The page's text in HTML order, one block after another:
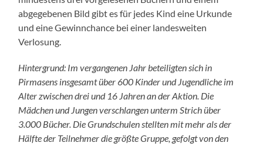
abgegebenen Bild gibt es für jedes Kind eine Urkunde
und eine Gewinnchance bei einer landesweiten
Verlosung.
Hintergrund: Im vergangenen Jahr beteiligten sich in
Pirmasens insgesamt über 600 Kinder und Jugendliche im
Alter zwischen drei und 16 Jahren an der Aktion. Die
Mädchen und Jungen verschlangen unterm Strich über
3.000 Bücher. Die Grundschulen stellten mit mehr als der
Hälfte der Teilnehmer die größte Gruppe, gefolgt von den